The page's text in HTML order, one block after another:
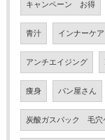
キャンペーン お得
青汁 インナーケ
アンチエイジング
痩身 パン屋さん
炭酸ガスパック 毛穴